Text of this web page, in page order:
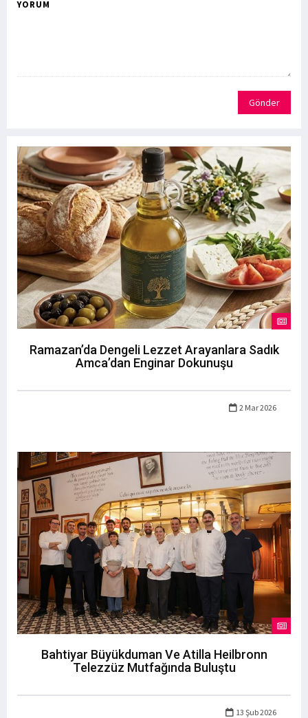
YORUM
Gönder
Ramazan’da Dengeli Lezzet Arayanlara Sadık
Amca’dan Enginar Dokunuşu
2 Mar 2026
Bahtiyar Büyükduman Ve Atilla Heilbronn
Telezzüz Mutfağında Buluştu
13 Şub 2026